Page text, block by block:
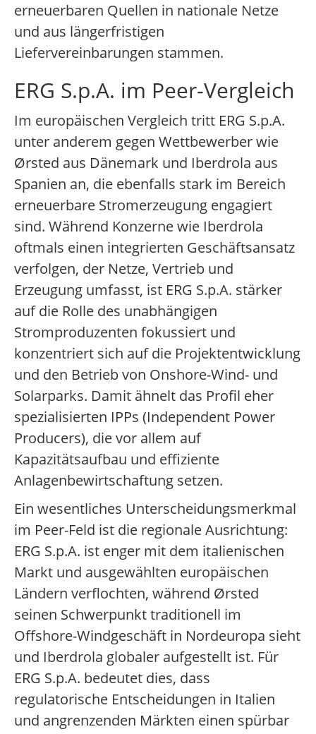
erneuerbaren Quellen in nationale Netze
und aus längerfristigen
Liefervereinbarungen stammen.
ERG S.p.A. im Peer-Vergleich
Im europäischen Vergleich tritt ERG S.p.A.
unter anderem gegen Wettbewerber wie
Ørsted aus Dänemark und Iberdrola aus
Spanien an, die ebenfalls stark im Bereich
erneuerbare Stromerzeugung engagiert
sind. Während Konzerne wie Iberdrola
oftmals einen integrierten Geschäftsansatz
verfolgen, der Netze, Vertrieb und
Erzeugung umfasst, ist ERG S.p.A. stärker
auf die Rolle des unabhängigen
Stromproduzenten fokussiert und
konzentriert sich auf die Projektentwicklung
und den Betrieb von Onshore-Wind- und
Solarparks. Damit ähnelt das Profil eher
spezialisierten IPPs (Independent Power
Producers), die vor allem auf
Kapazitätsaufbau und effiziente
Anlagenbewirtschaftung setzen.
Ein wesentliches Unterscheidungsmerkmal
im Peer-Feld ist die regionale Ausrichtung:
ERG S.p.A. ist enger mit dem italienischen
Markt und ausgewählten europäischen
Ländern verflochten, während Ørsted
seinen Schwerpunkt traditionell im
Offshore-Windgeschäft in Nordeuropa sieht
und Iberdrola globaler aufgestellt ist. Für
ERG S.p.A. bedeutet dies, dass
regulatorische Entscheidungen in Italien
und angrenzenden Märkten einen spürbar